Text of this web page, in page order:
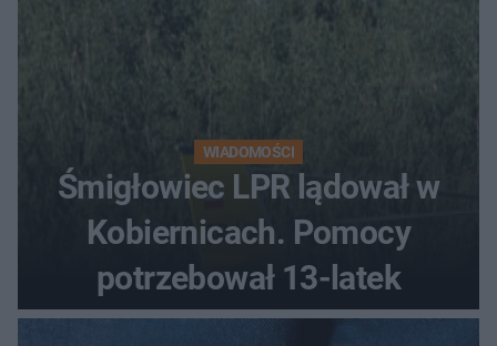
WIADOMOŚCI
Śmigłowiec LPR lądował w
Kobiernicach. Pomocy
potrzebował 13-latek